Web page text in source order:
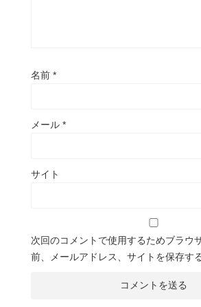
名前 *
メール *
サイト
次回のコメントで使用するためブラウ
前、メールアドレス、サイトを保存する